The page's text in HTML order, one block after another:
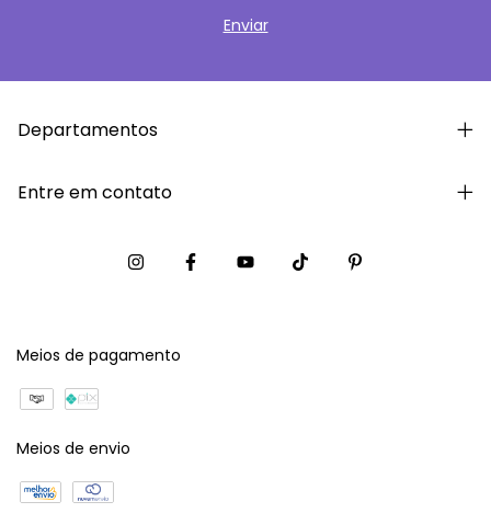
Departamentos
Entre em contato
Meios de pagamento
Meios de envio